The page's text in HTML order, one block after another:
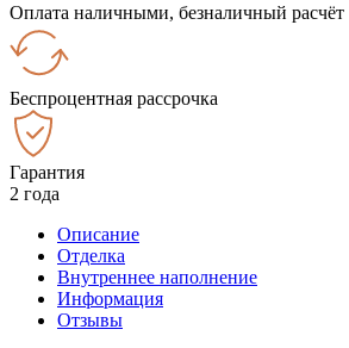
Оплата наличными, безналичный расчёт
Беспроцентная рассрочка
Гарантия
2 года
Описание
Отделка
Внутреннее наполнение
Информация
Отзывы